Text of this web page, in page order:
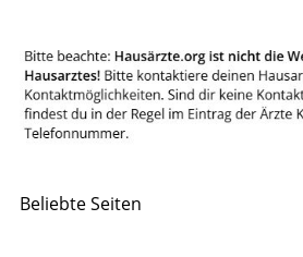
Beliebte Seiten